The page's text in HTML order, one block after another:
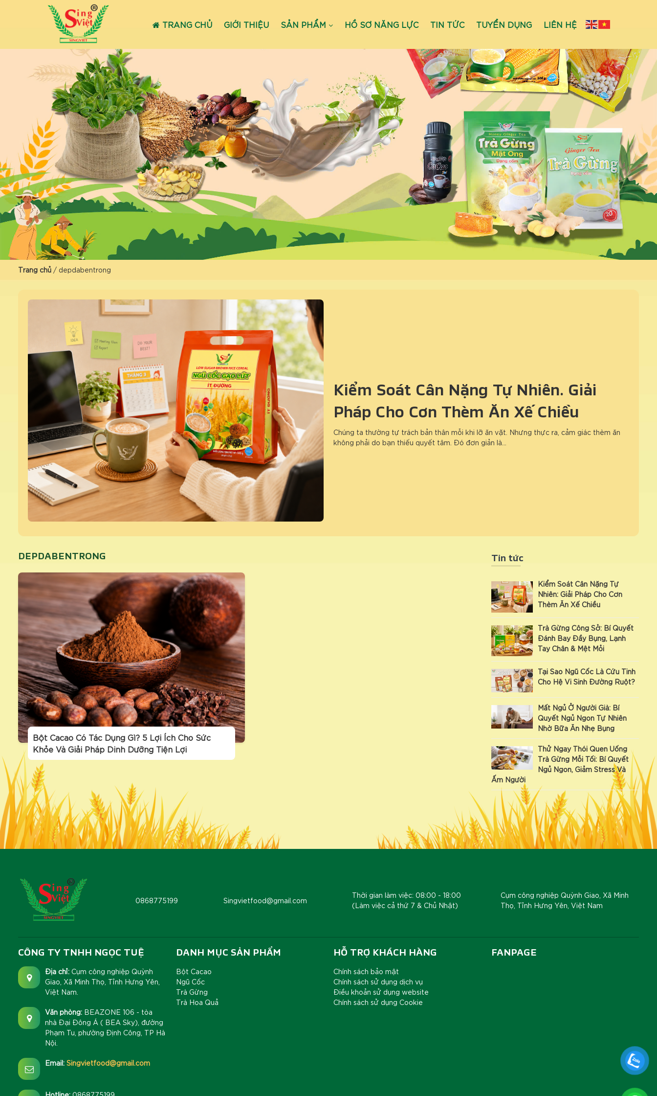
TRANG CHỦ GIỚI THIỆU SẢN PHẨM HỒ SƠ NĂNG LỰC TIN TỨC TUYỂN DỤNG LIÊN HỆ
Trang chủ / depdabentrong
Kiểm Soát Cân Nặng Tự Nhiên: Giải
Pháp Cho Cơn Thèm Ăn Xế Chiều
Chúng ta thường tự trách bản thân mỗi khi lỡ ăn vặt. Nhưng thực ra, cảm giác thèm ăn
không phải do bạn thiếu quyết tâm. Đó đơn giản là…
DEPDABENTRONG
Bột Cacao Có Tác Dụng Gì? 5 Lợi Ích Cho Sức
Khỏe Và Giải Pháp Dinh Dưỡng Tiện Lợi
Tin tức
Kiểm Soát Cân Nặng Tự
Nhiên: Giải Pháp Cho Cơn
Thèm Ăn Xế Chiều
Trà Gừng Công Sở: Bí Quyết
Đánh Bay Đầy Bụng, Lạnh
Tay Chân & Mệt Mỏi
Tại Sao Ngũ Cốc Là Cứu Tinh
Cho Hệ Vi Sinh Đường Ruột?
Mất Ngủ Ở Người Già: Bí
Quyết Ngủ Ngon Tự Nhiên
Nhờ Bữa Ăn Nhẹ Bụng
Thử Ngay Thói Quen Uống
Trà Gừng Mỗi Tối: Bí Quyết
Ngủ Ngon, Giảm Stress Và
Ấm Người
0868775199 Singvietfood@gmail.com
Thời gian làm việc: 08:00 - 18:00
(Làm việc cả thứ 7 & Chủ Nhật)
Cụm công nghiệp Quỳnh Giao, Xã Minh
Thọ, Tỉnh Hưng Yên, Việt Nam
CÔNG TY TNHH NGỌC TUỆ
Địa chỉ: Cụm công nghiệp Quỳnh
Giao, Xã Minh Thọ, Tỉnh Hưng Yên,
Việt Nam.
Văn phòng: BEAZONE 106 - tòa
nhà Đại Đông Á ( BEA Sky), đường
Phạm Tu, phường Định Công, TP Hà
Nội.
Email: Singvietfood@gmail.com
DANH MỤC SẢN PHẨM
Bột Cacao
Ngũ Cốc
Trà Gừng
Trà Hoa Quả
HỖ TRỢ KHÁCH HÀNG
Chính sách bảo mật
Chính sách sử dụng dịch vụ
Điều khoản sử dụng website
Chính sách sử dụng Cookie
FANPAGE